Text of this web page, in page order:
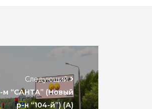
Следующий
м “САНТА” (Новый
р-н “104-й”) (А)